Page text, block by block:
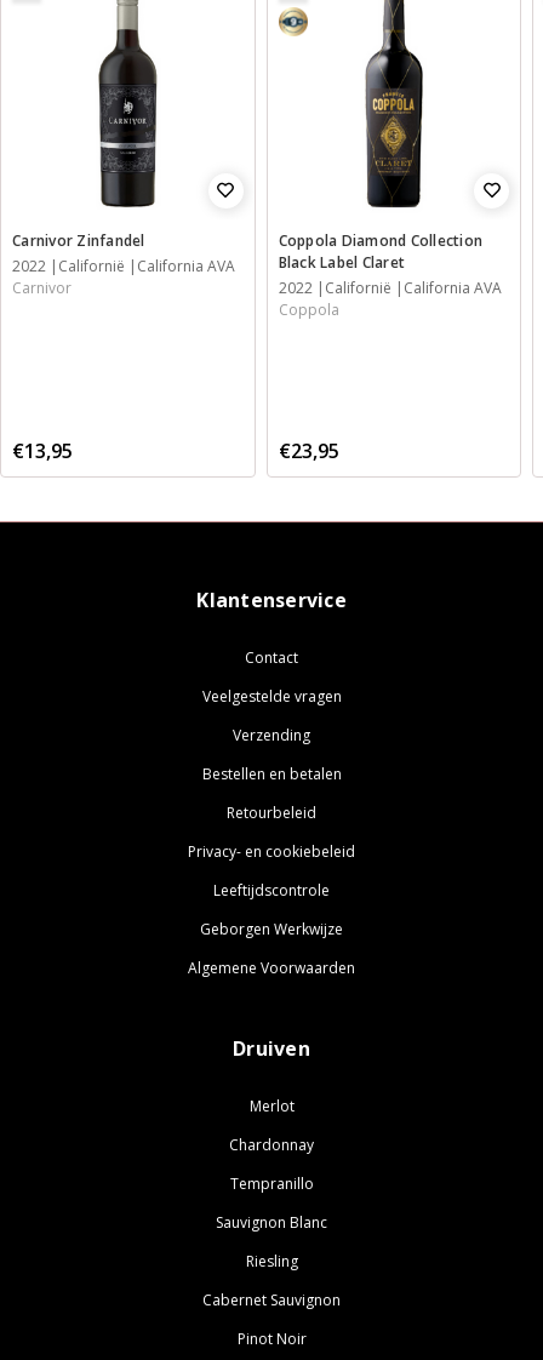
Carnivor Zinfandel
2022
Californië
California AVA
Carnivor
€13,95
9-
Coppola Diamond Collection
Black Label Claret
2022
Californië
California AVA
Coppola
€23,95
Klantenservice
Contact
Veelgestelde vragen
Verzending
Bestellen en betalen
Retourbeleid
Privacy- en cookiebeleid
Leeftijdscontrole
Geborgen Werkwijze
Algemene Voorwaarden
Druiven
Merlot
Chardonnay
Tempranillo
Sauvignon Blanc
Riesling
Cabernet Sauvignon
Pinot Noir